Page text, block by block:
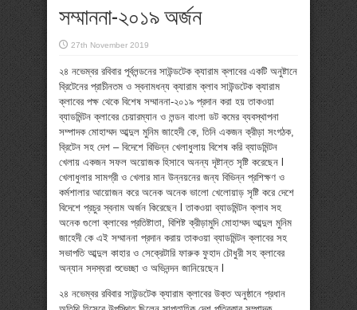
সম্মাননা-২০১৯ অর্জন
27th November 2019
২৪ নভেম্বর রবিবার পূর্বলন্ডনের সাউন্ডটেক ক্যারাম ক্লাবের একটি অনুষ্টানে
ব্রিটেনের প্রাচীনতম ও স্বনামধন্য ক্যারাম ক্লাব সাউন্ডটেক ক্যারাম
ক্লাবের পক্ষ থেকে বিশেষ সম্মাননা-২০১৯ প্রদান করা হয় তাকওয়া
ব্যাডমিন্টন ক্লাবের চেয়ারম্যান ও লন্ডন বাংলা ডট কমের ব্যবস্থাপনা
সম্পাদক মোহাম্মদ আব্দুল মুনিম জাহেদী কে, তিনি একজন ক্রীড়া সংগঠক,
ব্রিটেন সহ দেশ – বিদেশে বিভিন্ন খেলাধুলায় বিশেষ করি ব্যাডমিন্টন
খেলায় একজন সফল অয়োজক হিসাবে অনন্য দৃষ্টান্ত সৃষ্টি করেছেন l
খেলাধুলার সামগ্রী ও খেলার মান উন্নয়নের জন্য বিভিন্ন প্রশিক্ষণ ও
কর্মশালার আয়োজন করে অনেক অনেক ভালো খেলোয়াড় সৃষ্টি করে দেশে
বিদেশে প্রচুর স্বনাম অর্জন কিরেছেন l তাকওয়া ব্যাডমিন্টন ক্লাব সহ
অনেক গুলো ক্লাবের প্রতিষ্টাতা, বিশিষ্ট ক্রীড়ামুদি মোহাম্মদ আব্দুল মুনিম
জাহেদী কে এই সম্মাননা প্রদান করায় তাকওয়া ব্যাডমিন্টন ক্লাবের সহ
সভাপতি আব্দুল কাহার ও সেক্রেটারি ফারুক ফুহাদ চৌধুরী সহ ক্লাবের
অন্যান সদস্যরা শুভেচ্ছা ও অভিনন্দন জানিয়েছেন l
২৪ নভেম্বর রবিবার সাউন্ডটেক ক্যারাম ক্লাবের উক্ত অনুষ্ঠানে প্রধান